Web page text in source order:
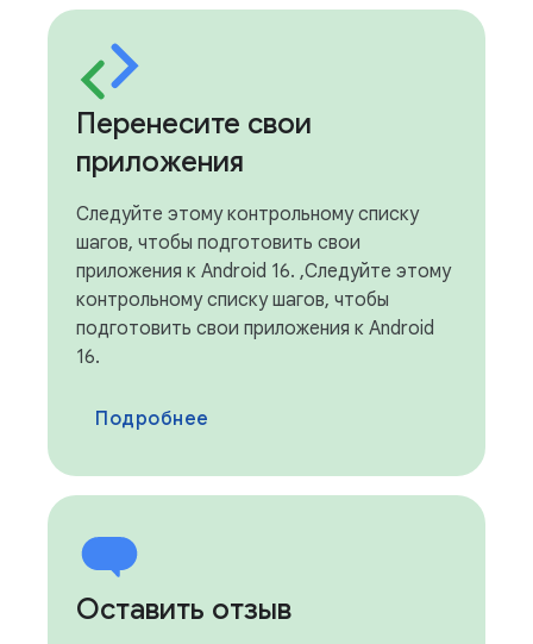
Перенесите свои
приложения
Следуйте этому контрольному списку
шагов, чтобы подготовить свои
приложения к Android 16. ,Следуйте этому
контрольному списку шагов, чтобы
подготовить свои приложения к Android
16.
Подробнее
Оставить отзыв